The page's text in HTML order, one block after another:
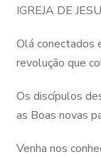
IGREJA DE
Olá conectados
revolução que
Os discípulos
as Boas novas
Venha nos